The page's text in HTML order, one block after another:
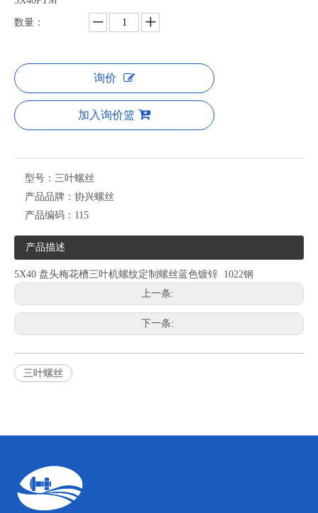
数量：
询价
加入询价篮
型号： 三叶螺丝
产品品牌： 协兴螺丝
产品编码： 115
产品描述
5X40 盘头梅花槽三叶机螺纹定制螺丝蓝色镀锌 1022钢
上一条:
下一条:
三叶螺丝